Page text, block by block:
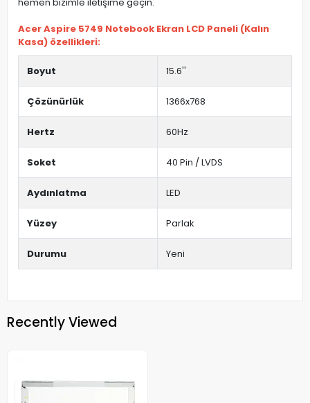
Acer Aspire 5749 Notebook Ekran LCD Paneli (Kalın
Kasa) özellikleri:
Boyut 15.6''
Çözünürlük 1366x768
Hertz 60Hz
Soket 40 Pin / LVDS
Aydınlatma LED
Yüzey Parlak
Durumu Yeni
Recently Viewed